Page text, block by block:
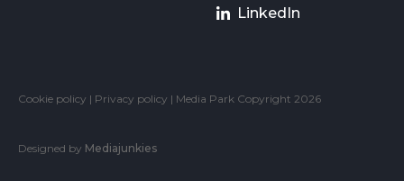
LinkedIn
Cookie policy | Privacy policy | Media Park Copyright 2026
Designed by Mediajunkies